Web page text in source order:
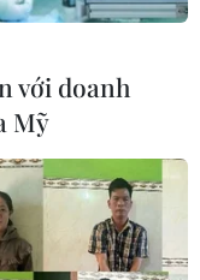
với doanh
Mỹ